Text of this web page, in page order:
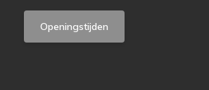
Openingstijden